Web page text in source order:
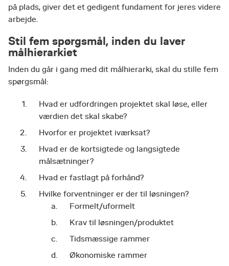
på plads, giver det et gedigent fundament for jeres videre
arbejde.
Stil fem spørgsmål, inden du laver
målhierarkiet
Inden du går i gang med dit målhierarki, skal du stille fem
spørgsmål:
Hvad er udfordringen projektet skal løse, eller
værdien det skal skabe?
Hvorfor er projektet iværksat?
Hvad er de kortsigtede og langsigtede
målsætninger?
Hvad er fastlagt på forhånd?
Hvilke forventninger er der til løsningen?
Formelt/uformelt
Krav til løsningen/produktet
Tidsmæssige rammer
Økonomiske rammer